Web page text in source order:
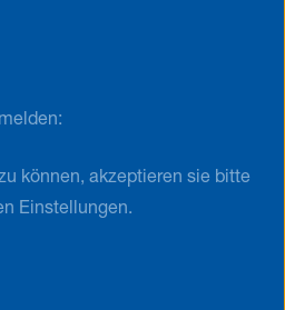
können, akzeptieren sie bitte
Einstellungen.